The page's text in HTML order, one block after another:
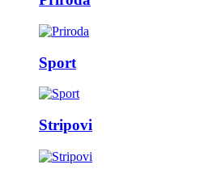
Sport
Stripovi